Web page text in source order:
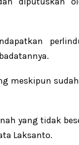
meskipun
yang tidak
Laksanto.